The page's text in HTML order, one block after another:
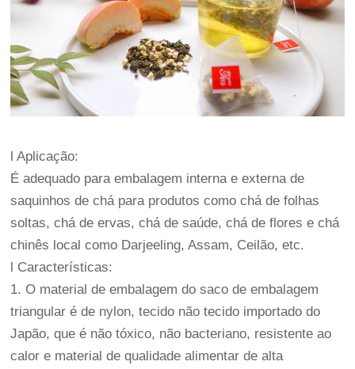
l Aplicação:
É adequado para embalagem interna e externa de
saquinhos de chá para produtos como chá de folhas
soltas, chá de ervas, chá de saúde, chá de flores e chá
chinês local como Darjeeling, Assam, Ceilão, etc.
l Características:
1. O material de embalagem do saco de embalagem
triangular é de nylon, tecido não tecido importado do
Japão, que é não tóxico, não bacteriano, resistente ao
calor e material de qualidade alimentar de alta